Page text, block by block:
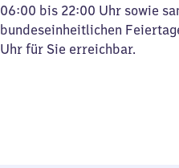
06:00 bis 22:00 Uhr sowie
bundeseinheitlichen
Uhr für Sie erreichbar.